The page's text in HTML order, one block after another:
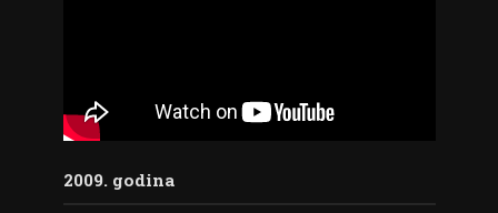
2009. godina